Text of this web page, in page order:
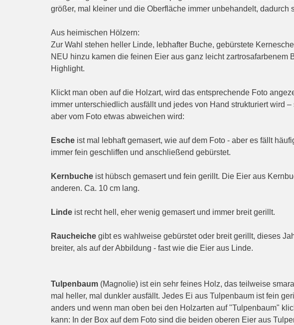
größer, mal kleiner und die Oberfläche immer unbehandelt, dadurch
Aus heimischen Hölzern:
Zur Wahl stehen heller Linde, lebhafter Buche, gebürstete
NEU hinzu kamen die feinen Eier aus ganz leicht zartrosafarbenem
Highlight.
Klickt man oben auf die Holzart, wird das entsprechende Foto
immer unterschiedlich ausfällt und jedes von Hand strukturiert wird
aber vom Foto etwas abweichen wird:
Esche ist mal lebhaft gemasert, wie auf dem Foto - aber es fällt
immer fein geschliffen und anschließend gebürstet.
Kernbuche ist hübsch gemasert und fein gerillt. Die Eier aus
anderen. Ca. 10 cm lang.
Linde ist recht hell, eher wenig gemasert und immer breit gerillt.
Raucheiche gibt es wahlweise gebürstet oder breit gerillt, dieses
breiter, als auf der Abbildung - fast wie die Eier aus Linde.
Tulpenbaum (Magnolie) ist ein sehr feines Holz, das teilweise
mal heller, mal dunkler ausfällt. Jedes Ei aus Tulpenbaum ist fein
anders und wenn man oben bei den Holzarten auf "Tulpenbaum"
kann: In der Box auf dem Foto sind die beiden oberen Eier aus